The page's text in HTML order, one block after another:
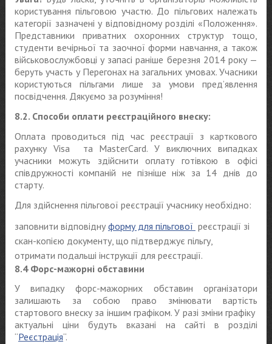
користування пільговою участю. До пільгових належать
категорії зазначені у відповідному розділі «Положення».
Представники приватних охоронних структур тощо,
студенти вечірньої та заочної форми навчання, а також
військовослужбовці у запасі раніше березня 2014 року —
беруть участь у Перегонах на загальних умовах. Учасники
користуються пільгами лише за умови пред’явлення
посвідчення. Дякуємо за розуміння!
8.2. Способи оплати реєстраційного внеску:
Оплата проводиться під час реєстрації з карткового
рахунку Visa та MasterCard. У виключних випадках
учасники можуть здійснити оплату готівкою в офісі
співдружності компаній не пізніше ніж за 14 днів до
старту.
Для здійснення пільгової реєстрації учаснику необхідно:
заповнити відповідну форму для пільгової реєстрації зі
скан-копією документу, що підтверджує пільгу,
отримати подальші інструкції для реєстрації.
8.4 Форс-мажорні обставини
У випадку форс-мажорних обставин організатори
залишають за собою право змінювати вартість
стартового внеску за іншим графіком. У разі зміни графіку
актуальні ціни будуть вказані на сайті в розділі
“Реєстрація“.